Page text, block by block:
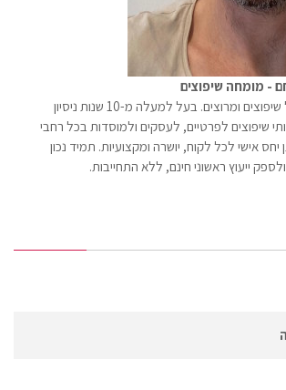
- מומחה שיפוצים
אורי שחם, בעלים של שיפוצים ומרוצים. בעל למעלה מ-10 שנות ניסיון
שיפוצים לפרטיים, לעסקים ולמוסדות בכל רחבי
אישי לכל לקוח, יושרה ומקצועיות. תמיד נכון
ייעוץ ראשוני חינם, ללא התחייבות.